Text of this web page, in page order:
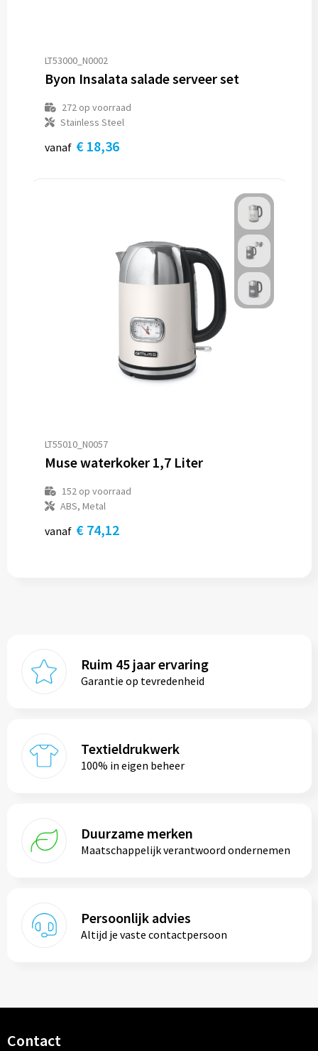
LT53000_N0002
Byon Insalata salade serveer set
272op voorraad
Stainless Steel
vanaf € 18,36
LT55010_N0057
Muse waterkoker 1,7 Liter
152op voorraad
ABS, Metal
vanaf € 74,12
Ruim 45 jaar ervaring
Garantie op tevredenheid
Textieldrukwerk
100% in eigen beheer
Duurzame merken
Maatschappelijk verantwoord ondernemen
Persoonlijk advies
Altijd je vaste contactpersoon
Contact